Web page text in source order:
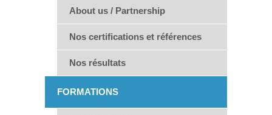
About us / Partnership
Nos certifications et références
Nos résultats
FORMATIONS